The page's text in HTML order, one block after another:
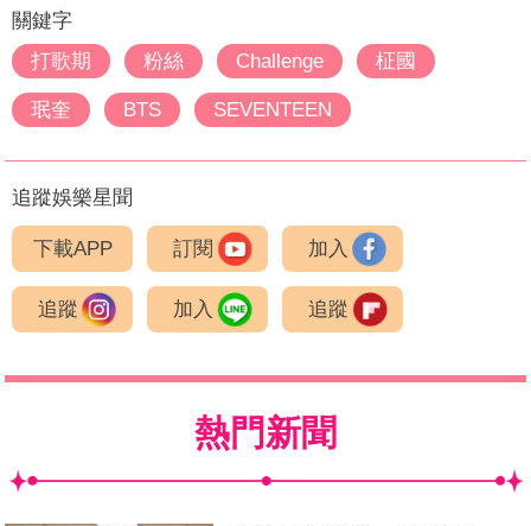
關鍵字
打歌期
粉絲 Challenge 柾國
珉奎 BTS SEVENTEEN
追蹤娛樂星聞
下載APP 訂閱 加入
追蹤 加入 追蹤
熱門新聞